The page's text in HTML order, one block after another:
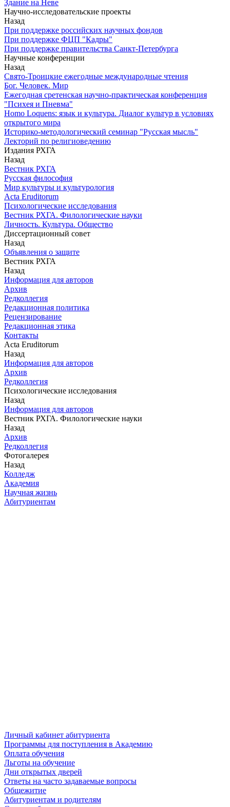
Здание на Неве
Научно-исследовательские проекты
Назад
При поддержке российских научных фондов
При поддержке ФЦП "Кадры"
При поддержке правительства Санкт-Петербурга
Научные конференции
Назад
Свято-Троицкие ежегодные международные чтения
Бог. Человек. Мир
Ежегодная сретенская научно-практическая конференция
"Психея и Пневма"
Homo Loquens: язык и культура. Диалог культур в условиях
открытого мира
Историко-методологический семинар "Русская мысль"
Лекторий по религиоведению
Издания РХГА
Назад
Вестник РХГА
Русская философия
Мир культуры и культурология
Acta Eruditorum
Психологические исследования
Вестник РХГА. Филологические науки
Личность. Культура. Общество
Диссертационный совет
Назад
Объявления о защите
Вестник РХГА
Назад
Информация для авторов
Архив
Редколлегия
Редакционная политика
Рецензирование
Редакционная этика
Контакты
Acta Eruditorum
Назад
Информация для авторов
Архив
Редколлегия
Психологические исследования
Назад
Информация для авторов
Вестник РХГА. Филологические науки
Назад
Архив
Редколлегия
Фотогалерея
Назад
Колледж
Академия
Научная жизнь
Абитуриентам
Личный кабинет абитуриента
Программы для поступления в Академию
Оплата обучения
Льготы на обучение
Дни открытых дверей
Ответы на часто задаваемые вопросы
Общежитие
Абитуриентам и родителям